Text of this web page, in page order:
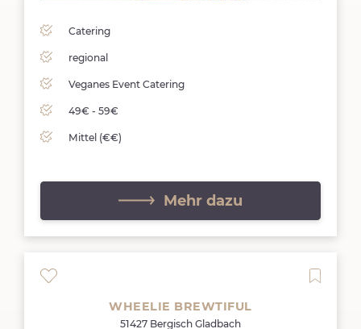
Catering
regional
Veganes Event Catering
49€ - 59€
Mittel (€€)
Mehr dazu
WHEELIE BREWTIFUL
51427 Bergisch Gladbach